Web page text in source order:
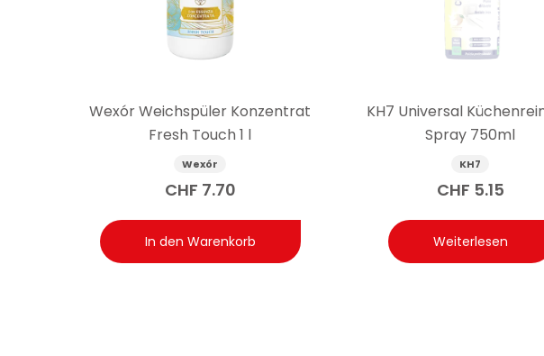
Frage: Wie viele Waschgänge sind mit einer Flasche Wexór
Antwort: Die in der Flasche enthaltene Produktmenge reicht für ca. 33
Wexór Weichspüler Konzentrat
Fresh Touch 1 l
Wexór
CHF 7.70
In den Warenkorb
KH7 Universal
Spray 750ml
KH7
CHF 5.15
Weiterlesen